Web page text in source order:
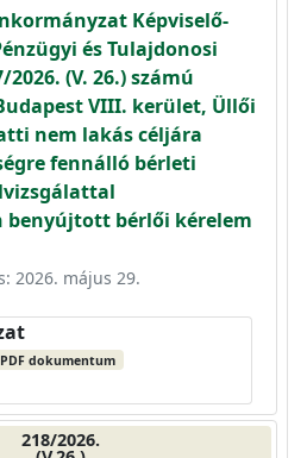
Képviselő-
és Tulajdonosi
(V. 26.) számú
VIII. kerület, Üllői
nem lakás céljára
fennálló bérleti
benyújtott bérlői kérelem
2026. május 29.
PDF dokumentum
218/2026.